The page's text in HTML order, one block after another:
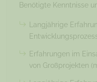
Benötigte Kenntnisse
Langjährige
Erfahrungen im
von Großprojekten